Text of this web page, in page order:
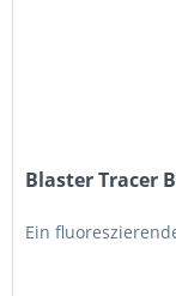
Blaster Tracer
Ein